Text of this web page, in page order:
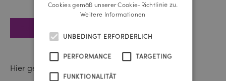
Hier geht’s zur Case Study:
Cookies gemäß unserer Cookie-Richtlinie zu.
Weitere Informationen
UNBEDINGT ERFORDERLICH
PERFORMANCE TARGETING
FUNKTIONALITÄT